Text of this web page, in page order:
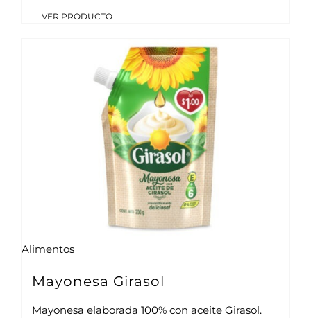
VER PRODUCTO
Alimentos
Mayonesa Girasol
Mayonesa elaborada 100% con aceite Girasol.